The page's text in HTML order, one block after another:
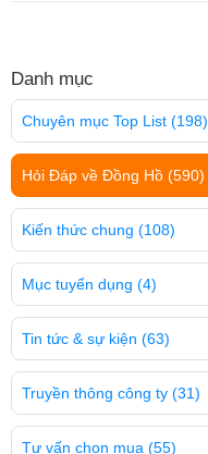
Danh mục
Chuyên mục Top List (198)
Hỏi Đáp về Đồng Hồ (590)
Kiến thức chung (108)
Mục tuyển dụng (4)
Tin tức & sự kiện (63)
Truyền thông công ty (31)
Tư vấn chọn mua (55)